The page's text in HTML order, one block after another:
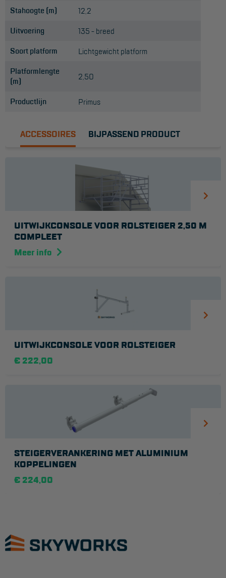
Stahoogte (m) 12,2
Uitvoering 135 - breed
Soort platform Lichtgewicht platform
Platformlengte
(m)
2,50
Productlijn Primus
ACCESSOIRES BIJPASSEND PRODUCT
UITWIJKCONSOLE VOOR ROLSTEIGER 2,50 M
COMPLEET
Meer info
UITWIJKCONSOLE VOOR ROLSTEIGER
€ 222,00
STEIGERVERANKERING MET ALUMINIUM
KOPPELINGEN
€ 224,00